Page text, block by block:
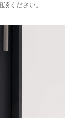
ください。